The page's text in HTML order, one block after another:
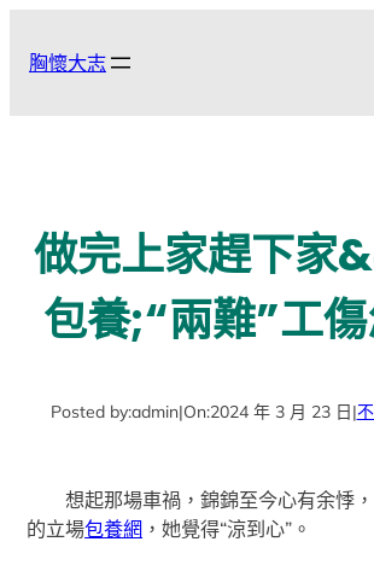
胸懷大志
做完上家趕下家
包養;“兩難”工
Posted by:admin|On:2024 年 3 月 23 日|
想起那場車禍，錦錦至今心有余悸
的立場包養網 ，她覺得“涼到心”。